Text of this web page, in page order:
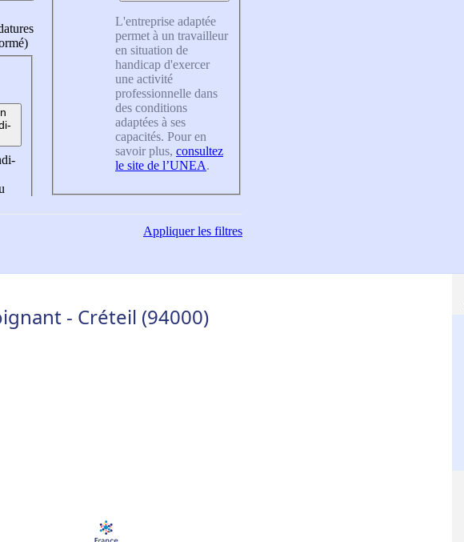
L'entreprise adaptée
permet à un travailleur
en situation de
handicap d'exercer
une activité
professionnelle dans
des conditions
adaptées à ses
capacités. Pour en
savoir plus, consultez
le site de l’UNEA.
Appliquerles filtres
- Créteil (94000)